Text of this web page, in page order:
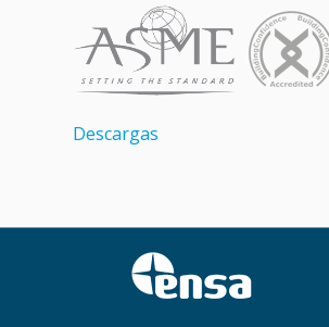
Descargas